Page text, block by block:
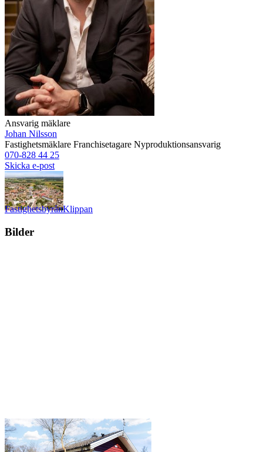
Ansvarig mäklare
Johan Nilsson
Fastighetsmäklare Franchisetagare Nyproduktionsansvarig
070-828 44 25
Skicka e-post
FastighetsbyrånKlippan
Bilder